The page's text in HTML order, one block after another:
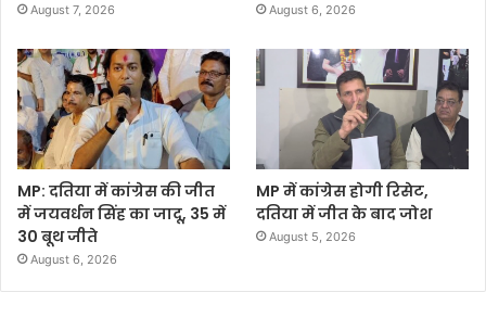
August 7, 2026 August 6, 2026
MP: दतिया में कांग्रेस की जीत
में जयवर्धन सिंह का जादू, 35 में
30 बूथ जीते
August 6, 2026
MP में कांग्रेस होगी रिसेट,
दतिया में जीत के बाद जोश
August 5, 2026